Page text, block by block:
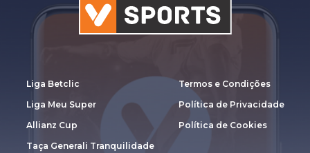
Liga Betclic
Liga Meu Super
Allianz Cup
Taça Generali Tranquilidade
Termos e Condições
Política de Privacidade
Política de Cookies